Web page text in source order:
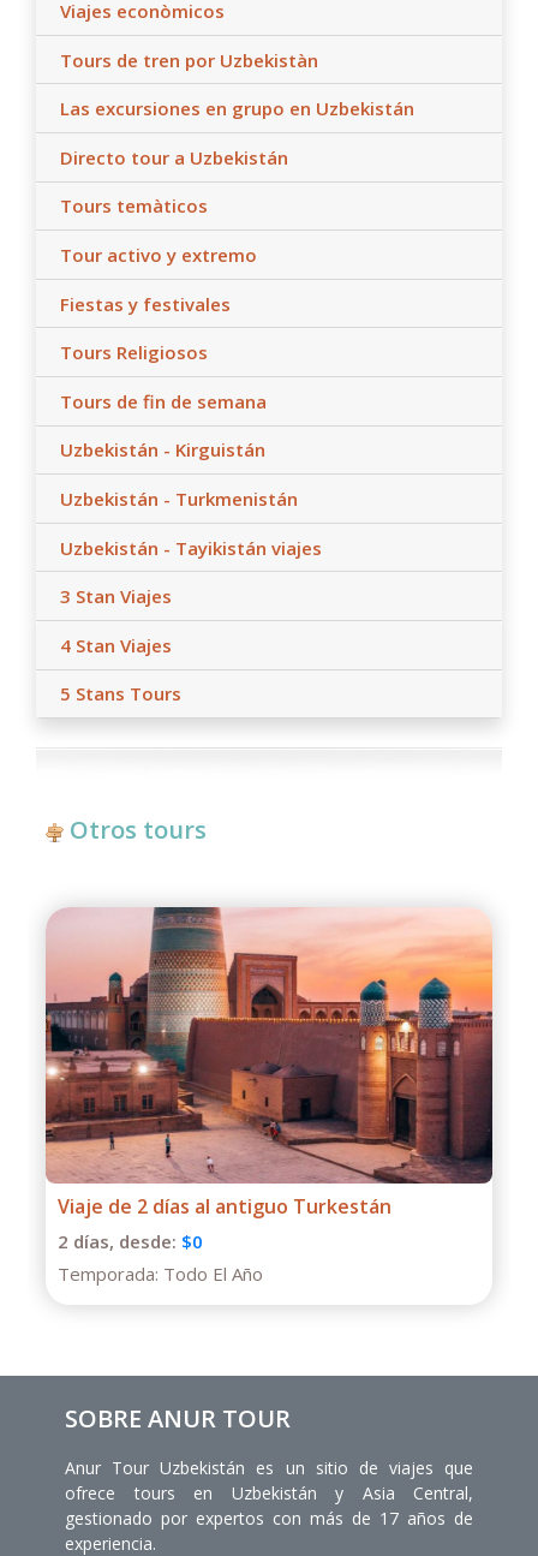
Viajes econòmicos
Tours de tren por Uzbekistàn
Las excursiones en grupo en Uzbekistán
Directo tour a Uzbekistán
Tours temàticos
Tour activo y extremo
Fiestas y festivales
Tours Religiosos
Tours de fin de semana
Uzbekistán - Kirguistán
Uzbekistán - Turkmenistán
Uzbekistán - Tayikistán viajes
3 Stan Viajes
4 Stan Viajes
5 Stans Tours
Otros tours
Tour de un día al Cañón Charyn desde
Almaty
1 días, desde:
$130
SOBRE ANUR TOUR
Anur Tour Uzbekistán es un sitio de viajes que
ofrece tours en Uzbekistán y Asia Central,
gestionado por expertos con más de 17 años de
experiencia.